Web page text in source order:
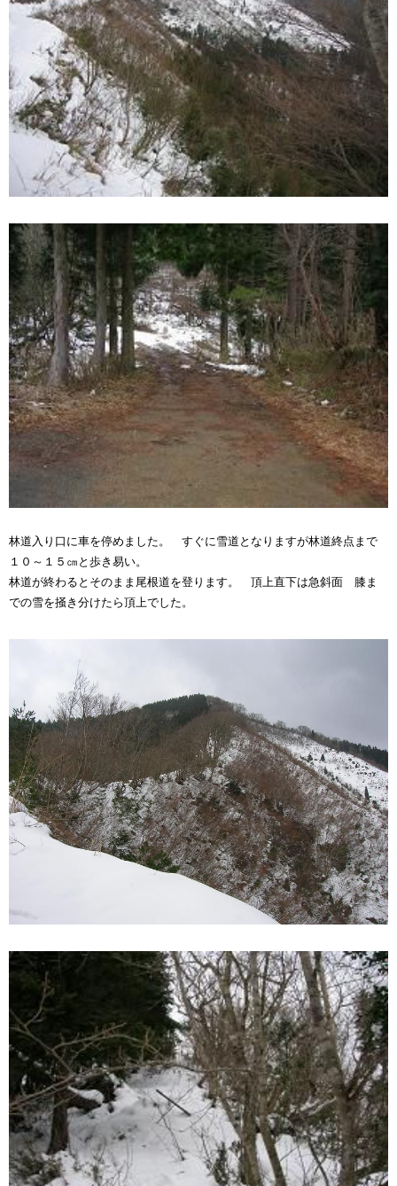
林道入り口に車を停めました。 すぐに雪道となりますが林道終点まで
１０～１５㎝と歩き易い。
林道が終わるとそのまま尾根道を登ります。 頂上直下は急斜面 膝ま
での雪を掻き分けたら頂上でした。